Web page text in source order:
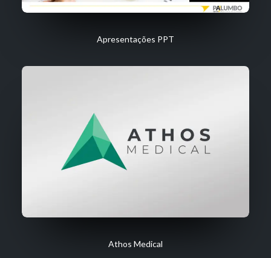
Apresentações PPT
Athos Medical